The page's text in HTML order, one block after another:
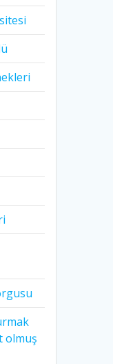
olmuş